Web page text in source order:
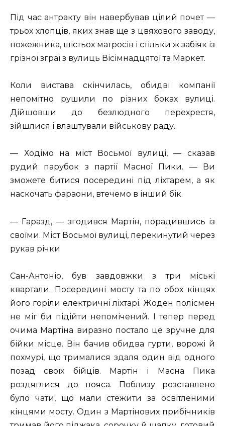
Під час антракту він навербував цілий почет —
трьох хлопців, яких знав ще з цвяхового заводу,
пожежника, шістьох матросів і стільки ж забіяк із
грізної зграї з вулиць Вісімнадцятої та Маркет.
Коли вистава скінчилась, обидві компанії
непомітно рушили по різних боках вулиці.
Дійшовши до безлюдного перехрестя,
зійшлися і влаштували військову раду.
— Ходімо на міст Восьмої вулиці, — сказав
рудий парубок з партії Масної Пики. — Ви
зможете битися посередині під ліхтарем, а як
наскочать фараони, втечемо в інший бік.
— Гаразд, — згодився Мартін, порадившись із
своїми. Міст Восьмої вулиці, перекинутий через
рукав річки
Сан-Антоніо, був завдовжки з три міські
квартали. Посередині мосту та по обох кінцях
його горіли електричні ліхтарі. Жоден полісмен
не міг би підійти непомічений. І тепер перед
очима Мартіна виразно постало це зручне для
бійки місце. Він бачив обидва гурти, ворожі й
похмурі, що трималися здаля один від одного
позад своїх бійців. Мартін і Масна Пика
роздяглися до пояса. Поблизу розставлено
було чати, що мали стежити за освітленими
кінцями мосту. Один з Мартінових прибічників